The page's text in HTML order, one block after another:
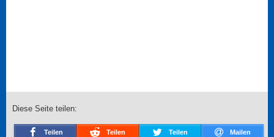
Diese Seite teilen:
Teilen Teilen Teilen Mailen